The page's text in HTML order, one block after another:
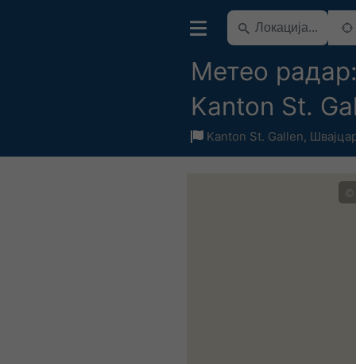
Метео
Kanton St.
Kanton St. Gallen,
©